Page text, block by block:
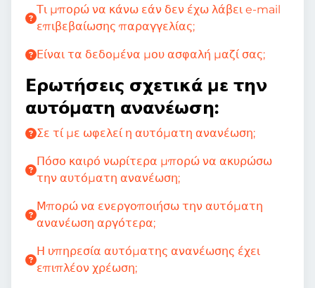
Τι μπορώ να κάνω εάν δεν έχω λάβει e-mail
επιβεβαίωσης παραγγελίας;
Είναι τα δεδομένα μου ασφαλή μαζί σας;
Ερωτήσεις σχετικά με την
αυτόματη ανανέωση:
Σε τί με ωφελεί η αυτόματη ανανέωση;
Πόσο καιρό νωρίτερα μπορώ να ακυρώσω
την αυτόματη ανανέωση;
Μπορώ να ενεργοποιήσω την αυτόματη
ανανέωση αργότερα;
Η υπηρεσία αυτόματης ανανέωσης έχει
επιπλέον χρέωση;